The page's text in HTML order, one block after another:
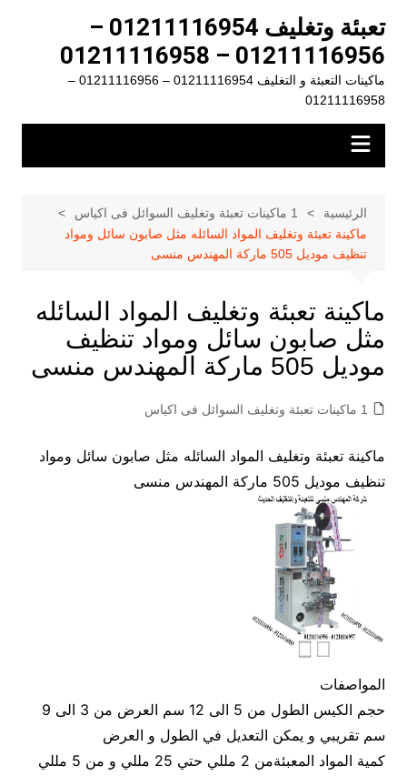
المحتوى
تعبئة وتغليف 01211116954 –
01211116956 – 01211116958
ماكينات التعبئة و التغليف 01211116954 – 01211116956 –
01211116958
الرئيسية
1 ماكينات تعبئة وتغليف السوائل فى اكياس
ماكينة تعبئة وتغليف المواد السائله مثل صابون سائل ومواد
تنظيف موديل 505 ماركة المهندس منسى
ماكينة تعبئة وتغليف المواد السائله
مثل صابون سائل ومواد تنظيف
موديل 505 ماركة المهندس منسى
1 ماكينات تعبئة وتغليف السوائل فى اكياس
ماكينة تعبئة وتغليف المواد السائله مثل صابون سائل ومواد
تنظيف موديل 505 ماركة المهندس منسى
المواصفات
حجم الكيس الطول من 5 الى 12 سم العرض من 3 الى 9
سم تقريبي و يمكن التعديل في الطول و العرض
كمية المواد المعبئةمن 2 مللي حتي 25 مللي و من 5 مللي